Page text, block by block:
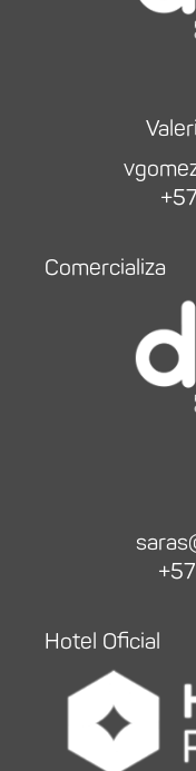
Comercializa
Hotel Oficial